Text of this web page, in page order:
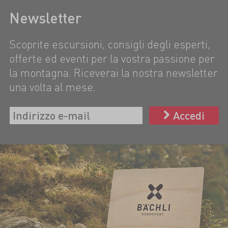
Newsletter
Scoprite escursioni, consigli degli esperti,
offerte ed eventi per la vostra passione per
la montagna. Riceverai la nostra newsletter
una volta al mese.
Accedi